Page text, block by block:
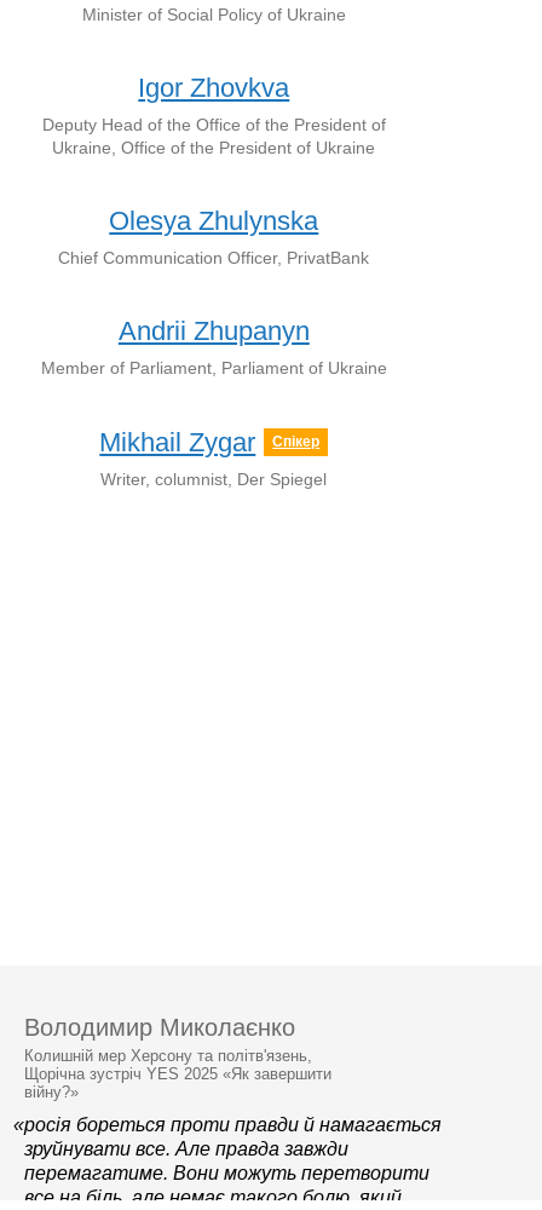
Minister of Social Policy of Ukraine
Igor Zhovkva
Deputy Head of the Office of the President of
Ukraine, Office of the President of Ukraine
Olesya Zhulynska
Chief Communication Officer, PrivatBank
Andrii Zhupanyn
Member of Parliament, Parliament of Ukraine
Mikhail Zygar Спікер
Writer, columnist, Der Spiegel
Володимир Миколаєнко
Колишній мер Херсону та політв'язень,
Щорічна зустріч YES 2025 «Як завершити
війну?»
«росія бореться проти правди й намагається
зруйнувати все. Але правда завжди
перемагатиме. Вони можуть перетворити
все на біль, але немає такого болю, який